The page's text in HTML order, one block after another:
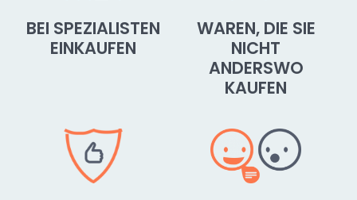
BEI SPEZIALISTEN
EINKAUFEN
WAREN, DIE SIE
NICHT
ANDERSWO
KAUFEN